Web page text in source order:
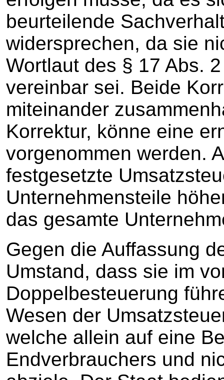
beurteilende
widersprechen, da sie
Wortlaut des § 17 Abs.
vereinbar sei. Beide
miteinander
Korrektur, könne eine
vorgenommen werden.
festgesetzte
Unternehmensteile
das gesamte
Gegen die Auffassung
Umstand, dass sie im
Doppelbesteuerung
Wesen der
welche allein auf eine
Endverbrauchers und